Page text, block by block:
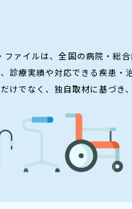
ファイルは、全国の病院・総
診療実績や対応できる疾患・
けでなく、独自取材に基づき